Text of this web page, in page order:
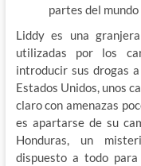
partes del
Liddy es una
utilizadas por los
introducir sus drogas
Estados Unidos, unos
claro con amenazas
es apartarse de su
Honduras, un
dispuesto a todo